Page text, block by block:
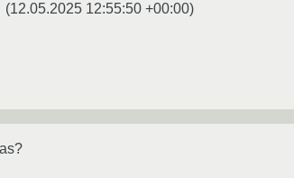
(12.05.2025 12:55:50 +00:00)